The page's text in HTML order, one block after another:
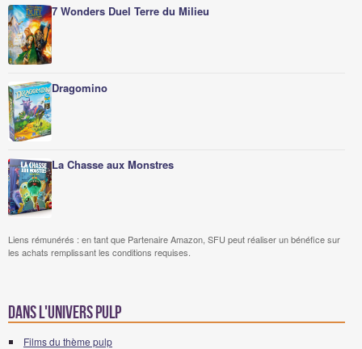
7 Wonders Duel Terre du Milieu
Dragomino
La Chasse aux Monstres
Liens rémunérés : en tant que Partenaire Amazon, SFU peut réaliser un bénéfice sur
les achats remplissant les conditions requises.
Dans l'univers pulp
Films du thème pulp